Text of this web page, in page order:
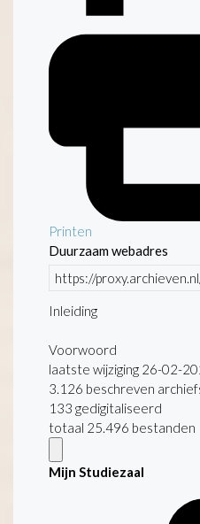
Printen
Duurzaam webadres
Inleiding
Voorwoord
laatste wijziging 26-02-
3.126 beschreven
133 gedigitaliseerd
totaal 25.496 bestanden
Mijn Studiezaal